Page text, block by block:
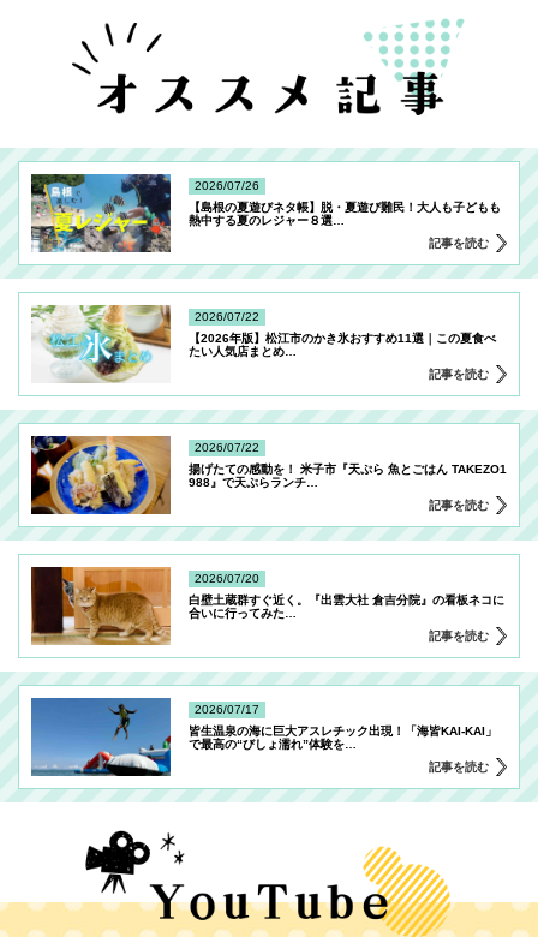
2026/07/26
【島根の夏遊びネタ帳】脱・夏遊び難民！大人も子どもも
熱中する夏のレジャー８選
記事を読む
2026/07/22
【2026年版】松江市のかき氷おすすめ11選｜この夏食べ
たい人気店まとめ
記事を読む
2026/07/22
揚げたての感動を！ 米子市『天ぷら 魚とごはん TAKEZO1
988』で天ぷらランチ
記事を読む
2026/07/20
白壁土蔵群すぐ近く。『出雲大社 倉吉分院』の看板ネコに
合いに行ってみた
記事を読む
2026/07/17
皆生温泉の海に巨大アスレチック出現！「海皆KAI-KAI」
で最高の“びしょ濡れ”体験を
記事を読む